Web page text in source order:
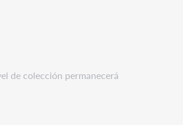
de colección permanecerá